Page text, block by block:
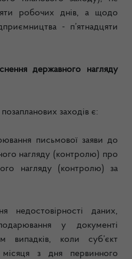
робочих днів, а щодо
- п’ятнадцяти
державного нагляду
заходів є:
письмової заяви до
нагляду (контролю) про
нагляду (контролю) за
недостовірності даних,
у документі
випадків, коли суб’єкт
з дня первинного